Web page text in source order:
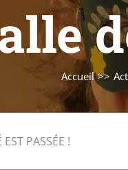
Accueil
EST PASSÉE !